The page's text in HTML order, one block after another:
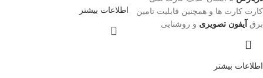
کارت کارت ها و همچنین قابلیت تامین
برق آیفون تصویری و روشنایی
اطلاعات بیشتر
اطلاعات بیشتر